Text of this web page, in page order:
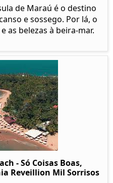
de Maraú é o destino
e sossego. Por lá, o
as belezas à beira-mar.
- Só Coisas Boas,
Reveillion Mil Sorrisos